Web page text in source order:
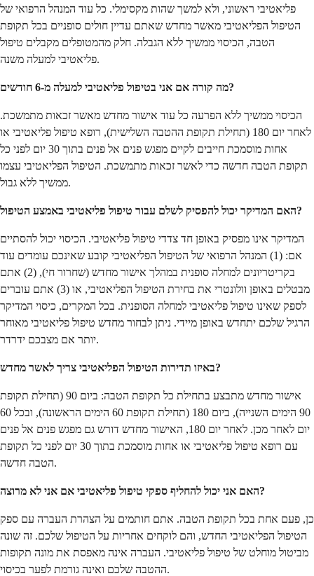
פליאטיבי ראשוני, ולא למשך שהות מקסימלי. כל עוד המנהל הרפואי של
הטיפול הפליאטיבי מאשר מחדש שאתם עדיין חולים סופניים בכל תקופת
הטבה, הכיסוי ממשיך ללא הגבלה. חלק מהמטופלים מקבלים טיפול
פליאטיבי למעלה משנה.
מה קורה אם אני בטיפול פליאטיבי למעלה מ-6 חודשים?
הכיסוי ממשיך ללא הפרעה כל עוד אישור מחדש מאשר זכאות מתמשכת.
לאחר יום 180 (תחילת תקופת ההטבה השלישית), רופא טיפול פליאטיבי או
אחות מוסמכת חייבים לקיים מפגש פנים אל פנים בתוך 30 יום לפני כל
תקופת הטבה חדשה כדי לאשר זכאות מתמשכת. הטיפול הפליאטיבי עצמו
ממשיך ללא גבול.
האם המדיקר יכול להפסיק לשלם עבור טיפול פליאטיבי באמצע הטיפול?
המדיקר אינו מפסיק באופן חד צדדי טיפול פליאטיבי. הכיסוי יכול להסתיים
אם: (1) המנהל הרפואי של הטיפול הפליאטיבי קובע שאינכם עומדים עוד
בקריטריונים למחלה סופנית במהלך אישור מחדש (שחרור חי), (2) אתם
מבטלים באופן וולונטרי את בחירת הטיפול הפליאטיבי, או (3) אתם עוברים
לספק שאינו טיפול פליאטיבי למחלה הסופנית. בכל המקרים, כיסוי המדיקר
הרגיל שלכם יתחדש באופן מיידי. ניתן לבחור מחדש טיפול פליאטיבי מאוחר
יותר אם מצבכם ידרדר.
באיזו תדירות הטיפול הפליאטיבי צריך לאשר מחדש?
אישור מחדש מתבצע בתחילת כל תקופת הטבה: ביום 90 (תחילת תקופת
90 הימים השנייה), ביום 180 (תחילת תקופת 60 הימים הראשונה), ובכל 60
יום לאחר מכן. לאחר יום 180, האישור מחדש דורש גם מפגש פנים אל פנים
עם רופא טיפול פליאטיבי או אחות מוסמכת בתוך 30 יום לפני כל תקופת
הטבה חדשה.
האם אני יכול להחליף ספקי טיפול פליאטיבי אם אני לא מרוצה?
כן, פעם אחת בכל תקופת הטבה. אתם חותמים על הצהרת העברה עם ספק
הטיפול הפליאטיבי החדש, והם לוקחים אחריות על הטיפול שלכם. זה שונה
מביטול מוחלט של טיפול פליאטיבי. העברה אינה מאפסת את מונה תקופות
ההטבה שלכם ואינה גורמת לפער בכיסוי.